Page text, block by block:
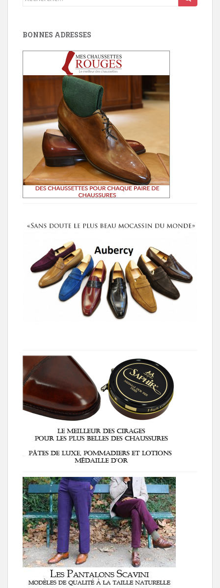
BONNES ADRESSES